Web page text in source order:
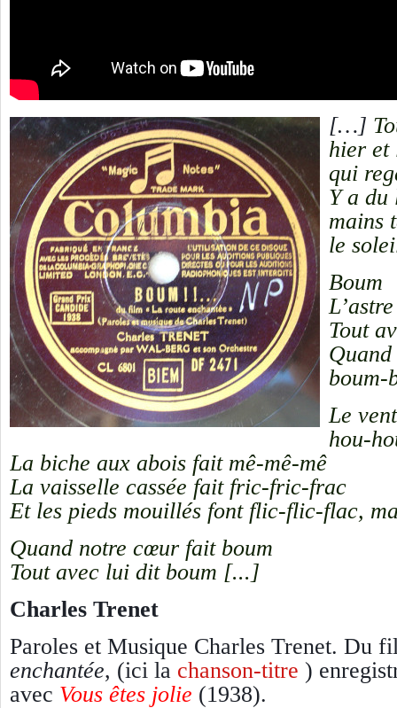
[…]
hier et
qui
Y a du
mains
le
Boum
Tout
boum-
Le
hou-
La biche aux abois fait mê-mê-mê
La vaisselle cassée fait fric-fric-frac
Et les pieds mouillés font flic-flic-flac,
Quand notre cœur fait boum
Tout avec lui dit boum [...]
Charles Trenet
Paroles et Musique Charles Trenet. Du
enchantée, (ici la chanson-titre )
avec Vous êtes jolie (1938).